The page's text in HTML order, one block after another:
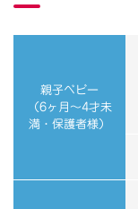
親子ベビー
（6ヶ月～4才未
満・保護者様）